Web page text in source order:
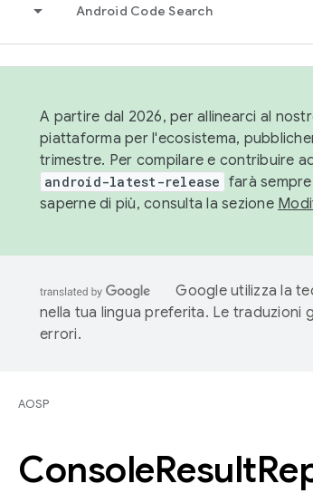
Android Code Search
A partire dal 2026, per allinearci al
piattaforma per l'ecosistema,
trimestre. Per compilare e contribuire
android-latest-release farà
saperne di più, consulta la sezione
Google utilizza la
nella tua lingua preferita. Le
errori.
AOSP
ConsoleResult